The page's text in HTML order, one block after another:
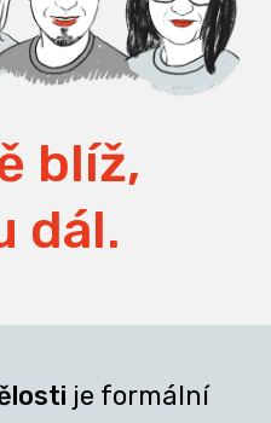
blíž,
dál.
je formální